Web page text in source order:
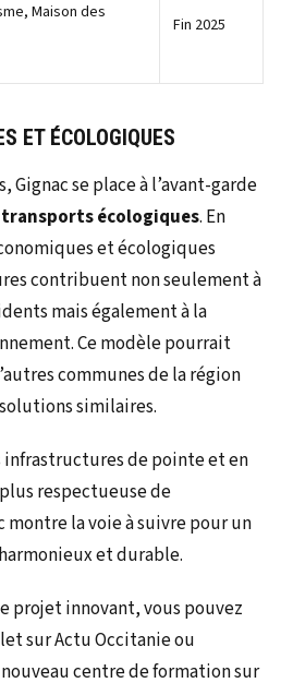
Maison des
Fin 2025
ET ÉCOLOGIQUES
Gignac se place à l’avant-garde
transports écologiques. En
et écologiques
contribuent non seulement à
mais également à la
Ce modèle pourrait
communes de la région
similaires.
infrastructures de pointe et en
respectueuse de
la voie à suivre pour un
et durable.
projet innovant, vous pouvez
sur Actu Occitanie ou
centre de formation sur